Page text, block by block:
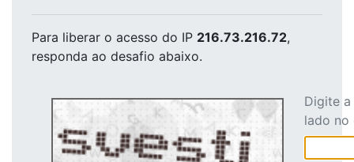
Para liberar o acesso do IP 216.73.216.72,
responda ao desafio abaixo.
Digite
lado no